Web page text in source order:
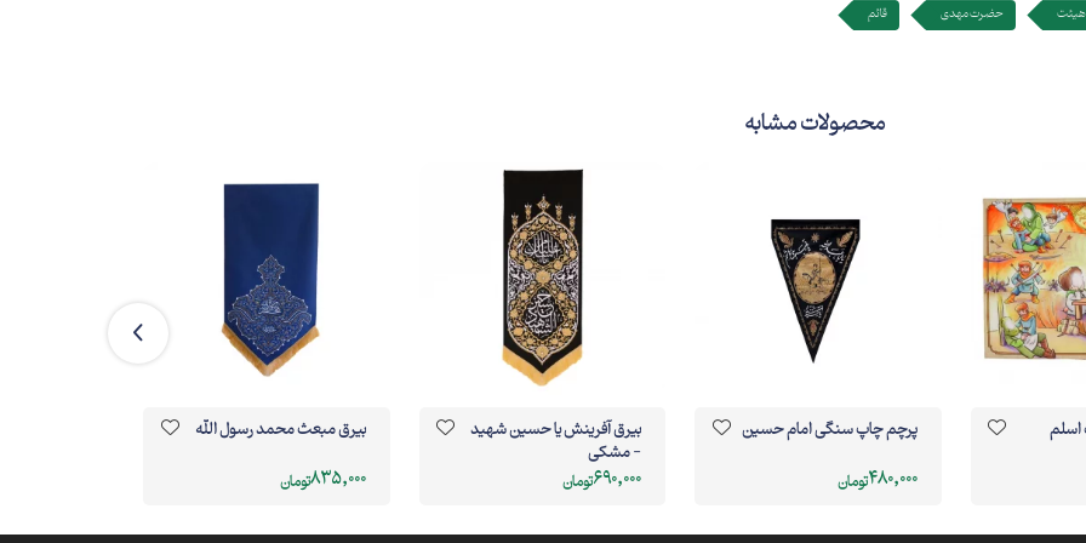
هیئت حضرت مهدی قائم
محصولات مشابه
اسلم
پرچم چاپ سنگی امام حسین
480,000تومان
بیرق آفرینش یا حسین شهید
- مشکی
690,000تومان
بیرق مبعث محمد رسول الله
835,000تومان